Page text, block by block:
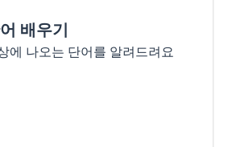
배우기
에 나오는 단어를 알려드려요